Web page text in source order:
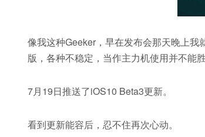
像我这种Geeker，早在发布会那天晚上
版，各种不稳定，当作主力机使用并不能胜
7月19日推送了iOS10 Beta3更新。
看到更新能容后，忍不住再次心动。